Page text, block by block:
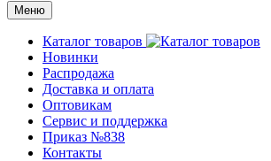
Меню
Каталог товаров
Новинки
Распродажа
Доставка и оплата
Оптовикам
Сервис и поддержка
Приказ №838
Контакты